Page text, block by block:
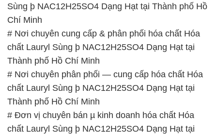
Sùng þ NAC12H25SO4 Dạng Hạt tại Thành phố Hồ
Chí Minh
# Nơi chuyên cung cấp & phân phối hóa chất Hóa
chất Lauryl Sùng þ NAC12H25SO4 Dạng Hạt tại
Thành phố Hồ Chí Minh
# Nơi chuyên phân phối — cung cấp hóa chất Hóa
chất Lauryl Sùng þ NAC12H25SO4 Dạng Hạt tại
Thành phố Hồ Chí Minh
# Đơn vị chuyên bán µ kinh doanh hóa chất Hóa
chất Lauryl Sùng þ NAC12H25SO4 Dạng Hạt tại